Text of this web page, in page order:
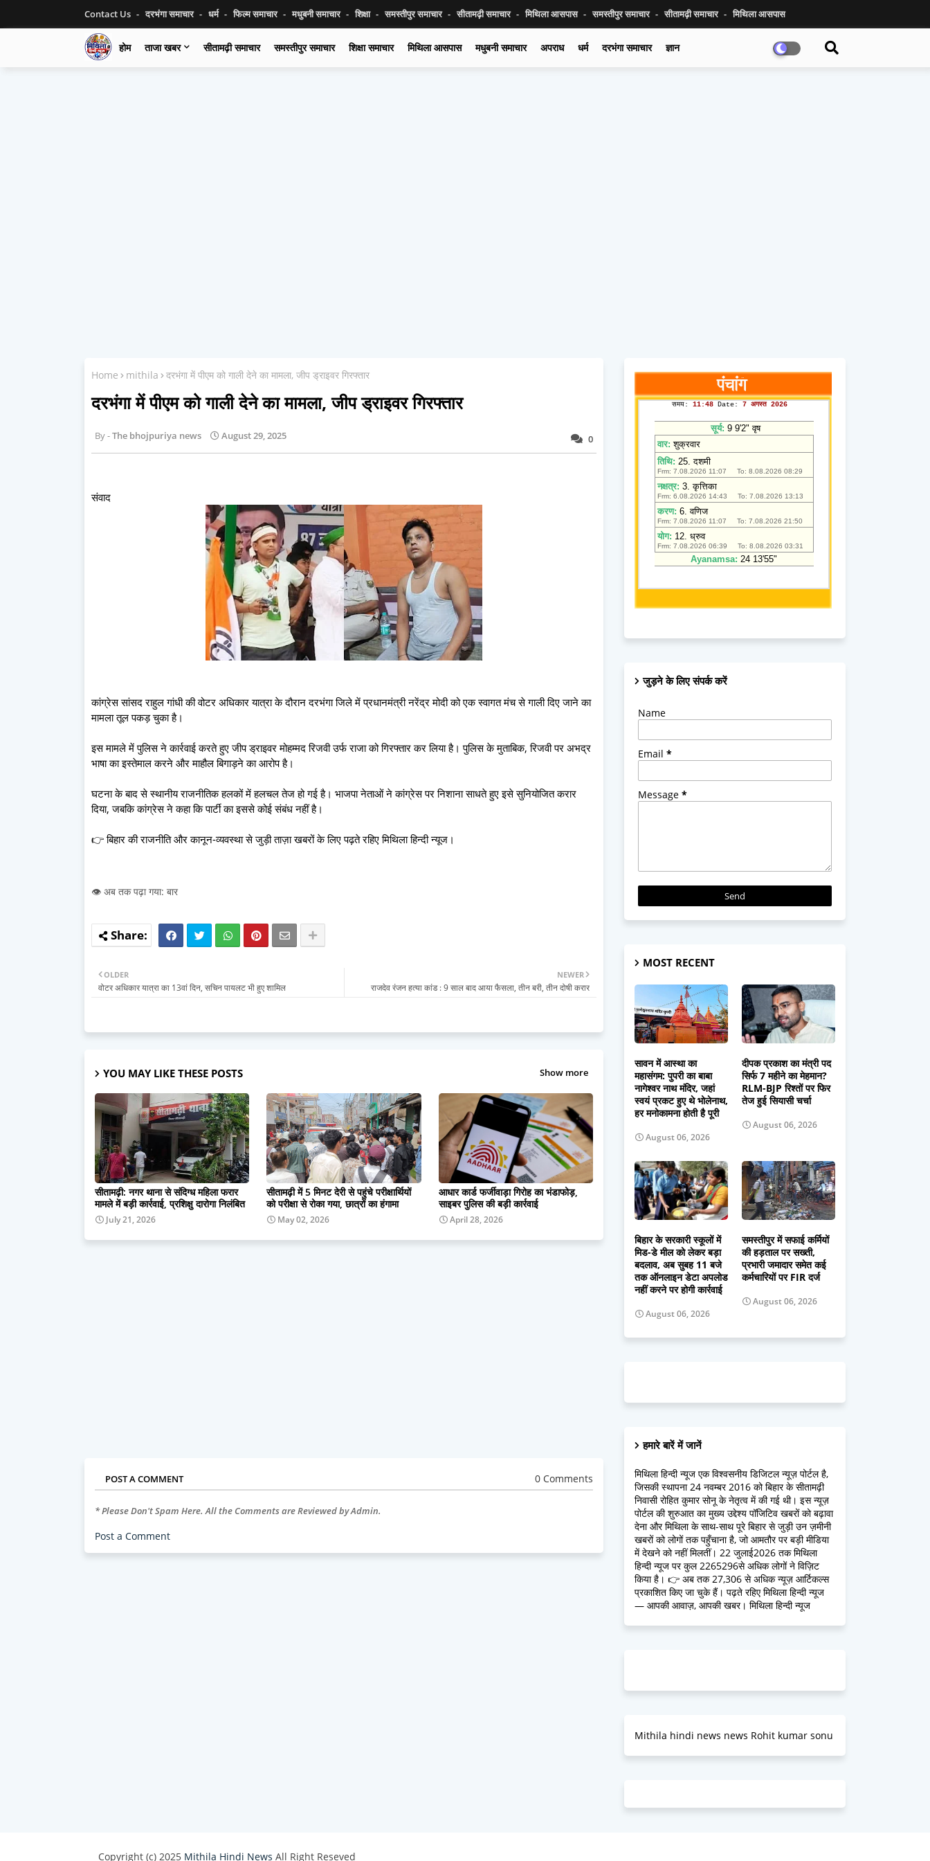
Contact Us दरभंगा समाचार धर्म फिल्म समाचार मधुबनी समाचार शिक्षा समस्तीपुर समाचार सीतामढ़ी समाचार मिथिला आसपास समस्तीपुर समाचार सीतामढ़ी समाचार मिथिला आसपास
होम ताजा खबर सीतामढ़ी समाचार समस्तीपुर समाचार शिक्षा समाचार मिथिला आसपास मधुबनी समाचार अपराध धर्म दरभंगा समाचार ज्ञान
Home mithila दरभंगा में पीएम को गाली देने का मामला, जीप ड्राइवर गिरफ्तार
दरभंगा में पीएम को गाली देने का मामला, जीप ड्राइवर गिरफ्तार
0
The bhojpuriya news August 29, 2025
संवाद
कांग्रेस सांसद राहुल गांधी की वोटर अधिकार यात्रा के दौरान दरभंगा जिले में प्रधानमंत्री नरेंद्र मोदी को एक स्वागत मंच से गाली दिए जाने का
मामला तूल पकड़ चुका है।
इस मामले में पुलिस ने कार्रवाई करते हुए जीप ड्राइवर मोहम्मद रिजवी उर्फ राजा को गिरफ्तार कर लिया है। पुलिस के मुताबिक, रिजवी पर अभद्र
भाषा का इस्तेमाल करने और माहौल बिगाड़ने का आरोप है।
घटना के बाद से स्थानीय राजनीतिक हलकों में हलचल तेज हो गई है। भाजपा नेताओं ने कांग्रेस पर निशाना साधते हुए इसे सुनियोजित करार
दिया, जबकि कांग्रेस ने कहा कि पार्टी का इससे कोई संबंध नहीं है।
👉 बिहार की राजनीति और कानून-व्यवस्था से जुड़ी ताज़ा खबरों के लिए पढ़ते रहिए मिथिला हिन्दी न्यूज।
👁️ अब तक पढ़ा गया: बार
NEWER
राजदेव रंजन हत्या कांड : 9 साल बाद आया फैसला, तीन बरी, तीन दोषी करार
OLDER
वोटर अधिकार यात्रा का 13वां दिन, सचिन पायलट भी हुए शामिल
YOU MAY LIKE THESE POSTS Show more
सीतामढ़ी: नगर थाना से संदिग्ध महिला फरार
मामले में बड़ी कार्रवाई, प्रशिक्षु दारोगा निलंबित
July 21, 2026
सीतामढ़ी में 5 मिनट देरी से पहुंचे परीक्षार्थियों
को परीक्षा से रोका गया, छात्रों का हंगामा
May 02, 2026
आधार कार्ड फर्जीवाड़ा गिरोह का भंडाफोड़,
साइबर पुलिस की बड़ी कार्रवाई
April 28, 2026
POST A COMMENT 0 Comments
* Please Don't Spam Here. All the Comments are Reviewed by Admin.
Post a Comment
जुड़ने के लिए संपर्क करें
Name
Email *
Message *
MOST RECENT
सावन में आस्था का
महासंगम: पुपरी का बाबा
नागेश्वर नाथ मंदिर, जहां
स्वयं प्रकट हुए थे भोलेनाथ,
हर मनोकामना होती है पूरी
August 06, 2026
दीपक प्रकाश का मंत्री पद
सिर्फ 7 महीने का मेहमान?
RLM-BJP रिश्तों पर फिर
तेज हुई सियासी चर्चा
August 06, 2026
बिहार के सरकारी स्कूलों में
मिड-डे मील को लेकर बड़ा
बदलाव, अब सुबह 11 बजे
तक ऑनलाइन डेटा अपलोड
नहीं करने पर होगी कार्रवाई
August 06, 2026
समस्तीपुर में सफाई कर्मियों
की हड़ताल पर सख्ती,
प्रभारी जमादार समेत कई
कर्मचारियों पर FIR दर्ज
August 06, 2026
हमारे बारें में जानें
मिथिला हिन्दी न्यूज एक विश्वसनीय डिजिटल न्यूज़ पोर्टल है,
जिसकी स्थापना 24 नवम्बर 2016 को बिहार के सीतामढ़ी
निवासी रोहित कुमार सोनू के नेतृत्व में की गई थी। इस न्यूज़
पोर्टल की शुरुआत का मुख्य उद्देश्य पॉजिटिव खबरों को बढ़ावा
देना और मिथिला के साथ-साथ पूरे बिहार से जुड़ी उन ज़मीनी
खबरों को लोगों तक पहुँचाना है, जो आमतौर पर बड़ी मीडिया
में देखने को नहीं मिलतीं। 22 जुलाई2026 तक मिथिला
हिन्दी न्यूज पर कुल 2265296से अधिक लोगों ने विज़िट
किया है। 👉 अब तक 27,306 से अधिक न्यूज़ आर्टिकल्स
प्रकाशित किए जा चुके हैं। पढ़ते रहिए मिथिला हिन्दी न्यूज
— आपकी आवाज़, आपकी खबर। मिथिला हिन्दी न्यूज
Mithila hindi news news Rohit kumar sonu
Copyright (c) 2025 Mithila Hindi News All Right Reseved